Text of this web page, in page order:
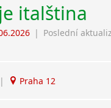
italština
| Poslední
| Praha 12